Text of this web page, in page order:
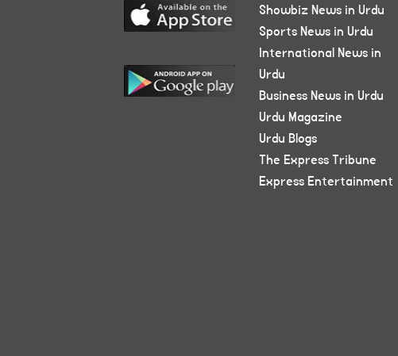
Showbiz News in Urdu
Sports News in Urdu
International News in
Urdu
Business News in Urdu
Urdu Magazine
Urdu Blogs
The Express Tribune
Express Entertainment